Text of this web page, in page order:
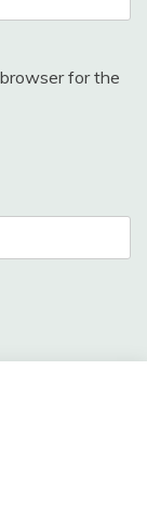
for the